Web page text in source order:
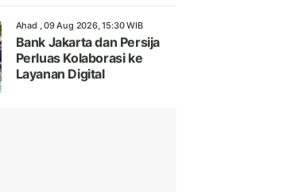
Ahad , 09 Aug 2026, 15:30 WIB
Bank Jakarta dan Persija
Perluas Kolaborasi ke
Layanan Digital